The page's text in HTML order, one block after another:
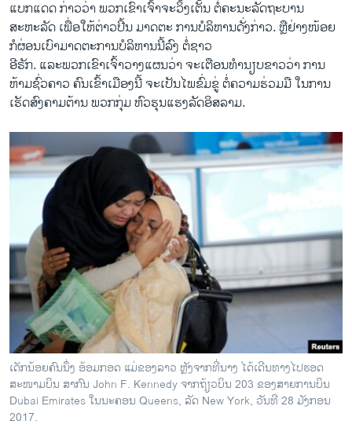
ແບກແດດ ກ່າວວ່າ ພວກເຂົາເຈົ້າຈະວິ້ງເຕັ້ນ ຕໍ່ຄະນະລັດຖະບານ
ສະຫະລັດ ເພື່ອໃຫ້ຕ່າວປີ້ນ ມາດຕະ ການບໍລິຫານດັ່ງກ່າວ. ຫຼືຢ່າງໜ້ອຍ
ກໍຜ່ອນເບົາມາດຕະການບໍລິຫານນີ້ລົງ ຕໍ່ຊາວ
ອີຣັກ. ແລະພວກເຂົາເຈົ້າວາງແຜນວ່າ ຈະເຕືອນທຳນຽບຂາວວ່າ ການ
ຫ້າມຊົ່ວຄາວ ຄົນເຂົ້າເມືອງນີ້ ຈະເປັນໄພຂົ່ມຂູ່ ຕໍ່ຄວາມຮ່ວມມື ໃນການ
ເຮັດສົງຄາມຕ້ານ ພວກກຸ່ມ ຫົວຮຸນແຮງລັດອິສລາມ.
ເດັກນ້ອຍຄົນນຶ່ງ ອ້ອມກອດ ແມ່ຂອງລາວ ຫຼັງຈາກທີ່ນາງ ໄດ້ເດີນທາງໄປຮອດ
ສະໜາມບິນ ສາກົນ John F. Kennedy ຈາກຖ້ຽວບິນ 203 ຂອງສາຍການບິນ
Dubai Emirates ໃນນະຄອນ Queens, ລັດ New York, ວັນທີ 28 ມັງກອນ
2017.